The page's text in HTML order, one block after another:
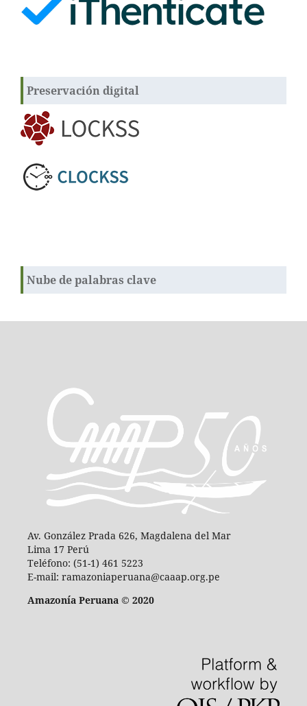
Preservación digital
Nube de palabras clave
Av. González Prada 626, Magdalena del Mar
Lima 17 Perú
Teléfono: (51-1) 461 5223
E-mail: ramazoniaperuana@caaap.org.pe
Amazonía Peruana © 2020